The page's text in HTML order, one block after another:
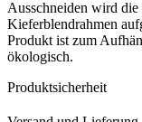
Ausschneiden wird
Kieferblendrahmen
Produkt ist zum
ökologisch.
Produktsicherheit